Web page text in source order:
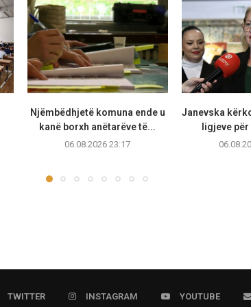
Njëmbëdhjetë komuna ende u
kanë borxh anëtarëve të...
06.08.2026 23:17
Janevska
ligjeve
TWITTER INSTAGRAM YOUTUBE